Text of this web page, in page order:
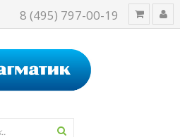
8 (495) 797-00-19